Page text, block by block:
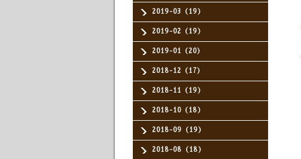
2019-03（19）
2019-02（19）
2019-01（20）
2018-12（17）
2018-11（19）
2018-10（18）
2018-09（19）
2018-08（18）